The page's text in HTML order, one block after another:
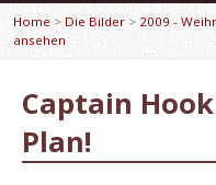
Home > Die Bilder> 2009 -
ansehen
Captain
Plan!